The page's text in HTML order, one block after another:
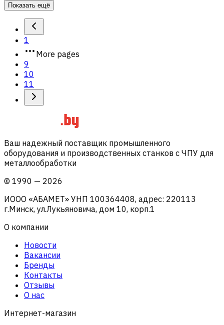
Показать ещё
1
More pages
9
10
11
Ваш надежный поставщик промышленного
оборудования и производственных станков с ЧПУ для
металлообработки
© 1990 — 2026
ИООО «АБАМЕТ» УНП 100364408, адрес: 220113
г.Минск, ул.Лукьяновича, дом 10, корп.1
О компании
Новости
Вакансии
Бренды
Контакты
Отзывы
О нас
Интернет-магазин